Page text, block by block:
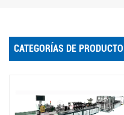
CATEGORÍAS DE PRODUCTO